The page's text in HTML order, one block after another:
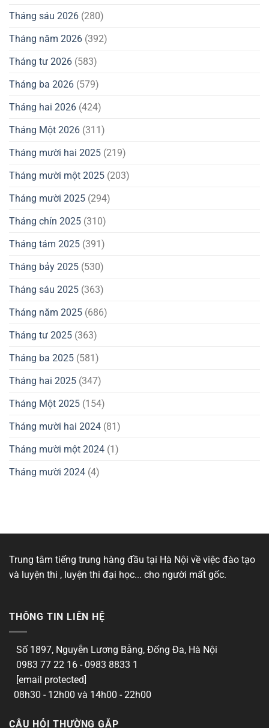
Tháng sáu 2026 (280)
Tháng năm 2026 (392)
Tháng tư 2026 (583)
Tháng ba 2026 (579)
Tháng hai 2026 (424)
Tháng Một 2026 (311)
Tháng mười hai 2025 (219)
Tháng mười một 2025 (203)
Tháng mười 2025 (294)
Tháng chín 2025 (310)
Tháng tám 2025 (391)
Tháng bảy 2025 (530)
Tháng sáu 2025 (363)
Tháng năm 2025 (686)
Tháng tư 2025 (363)
Tháng ba 2025 (581)
Tháng hai 2025 (347)
Tháng Một 2025 (154)
Tháng mười hai 2024 (81)
Tháng mười một 2024 (1)
Tháng mười 2024 (4)
Trung tâm tiếng trung hàng đầu tại Hà Nội về việc đào tạo
và luyện thi , luyện thi đại học... cho người mất gốc.
THÔNG TIN LIÊN HỆ
Số 1897, Nguyễn Lương Bằng, Đống Đa, Hà Nội
0983 77 22 16 - 0983 8833 1
[email protected]
08h30 - 12h00 và 14h00 - 22h00
CÂU HỎI THƯỜNG GẶP